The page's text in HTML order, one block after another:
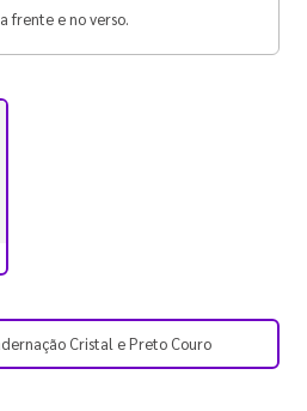
frente e no verso.
Cristal e Preto Couro